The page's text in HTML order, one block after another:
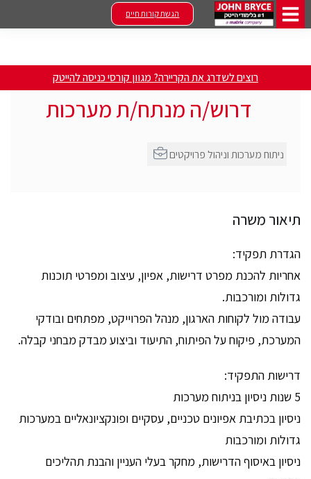
הגשת קורות חיים
רוצים לשדרג את הקריירה? מגוון קורסי כניסה להייטק
דרוש/ה מנתח/ת מערכות
תיאור משרה
הגדרת תפקיד:
אחריות להכנת מפרט דרישות, אפיון, עיצוב ומפרטי תוכנות
גדולות ומורכבות.
עבודה מול לקוחות הארגון, מנהל הפרוייקט, מפתחים ובודקי
המערכת, פיקוח על הפיתוח, התיעוד וביצוע מבדק מבחני קבלה.
דרישות התפקיד:
5 שנות ניסיון בניתוח מערכות
ניסיון בכתיבת אפיונים טכניים, עסקיים ופונקציונאליים במערכות
גדולות ומורכבות
ניסיון באיסוף הדרישות, מחקר בעלי העניין והבנת תהליכים